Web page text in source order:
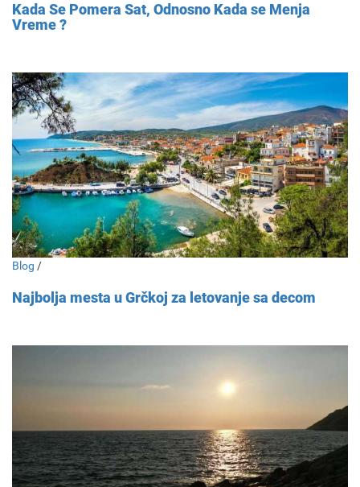
Kada Se Pomera Sat, Odnosno Kada se Menja
Vreme ?
Blog /
Najbolja mesta u Grčkoj za letovanje sa decom